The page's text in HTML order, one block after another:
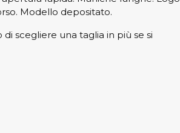
Modello depositato.
scegliere una taglia in più se si